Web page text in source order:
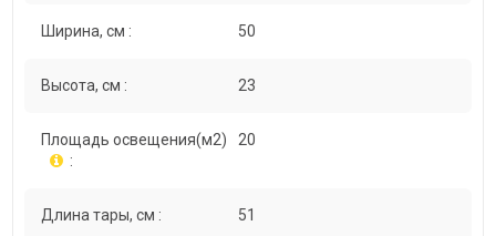
Ширина, см : 50
Высота, см : 23
Площадь освещения(м2)
:
20
Длина тары, см : 51